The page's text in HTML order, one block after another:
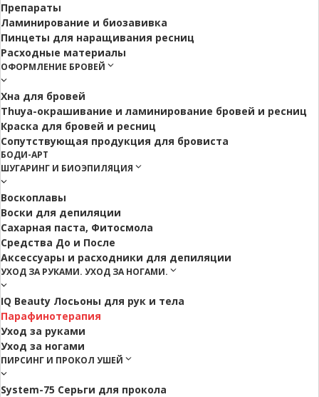
Препараты
Ламинирование и биозавивка
Пинцеты для наращивания ресниц
Расходные материалы
ОФОРМЛЕНИЕ БРОВЕЙ
Хна для бровей
Thuya-окрашивание и ламинирование бровей и ресниц
Краска для бровей и ресниц
Сопутствующая продукция для бровиста
БОДИ-АРТ
ШУГАРИНГ И БИОЭПИЛЯЦИЯ
Воскоплавы
Воски для депиляции
Сахарная паста, Фитосмола
Средства До и После
Аксессуары и расходники для депиляции
УХОД ЗА РУКАМИ. УХОД ЗА НОГАМИ.
IQ Beauty Лосьоны для рук и тела
Парафинотерапия
Уход за руками
Уход за ногами
ПИРСИНГ И ПРОКОЛ УШЕЙ
System-75 Серьги для прокола